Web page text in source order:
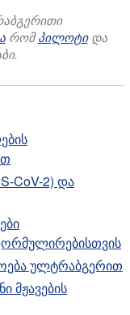
რომპილოტიდა
CoV-2) და
ულტრაბგერით
მჟავების